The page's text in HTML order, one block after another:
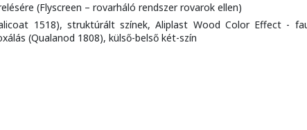
(Flyscreen – rovarháló rendszer rovarok ellen)
1518), struktúrált színek, Aliplast Wood Color Effect -
(Qualanod 1808), külső-belső két-szín